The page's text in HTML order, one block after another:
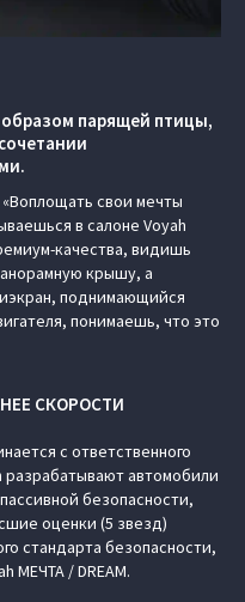
парящей птицы,
свои мечты
в салоне Voyah
качества, видишь
крышу, а
поднимающийся
понимаешь, что это
СКОРОСТИ
с ответственного
автомобили
безопасности,
оценки (5 звезд)
стандарта безопасности,
МЕЧТА / DREAM.